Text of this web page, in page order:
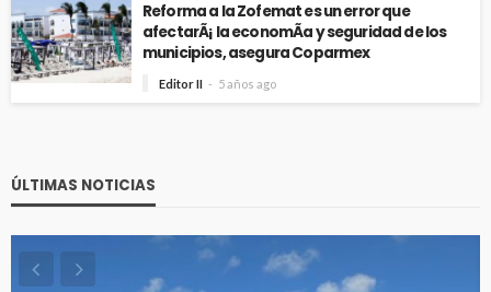
Reforma a la Zofemat es un error que
afectarÃ¡ la economÃ­a y seguridad de los
municipios, asegura Coparmex
Editor II 5 años ago
ÚLTIMAS NOTICIAS